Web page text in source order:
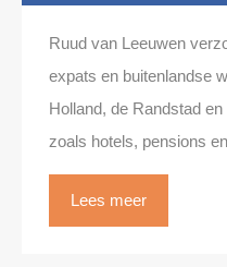
Ruud van Leeuwen
expats en buitenlandse
Holland, de Randstad
zoals hotels, pensions
Lees meer